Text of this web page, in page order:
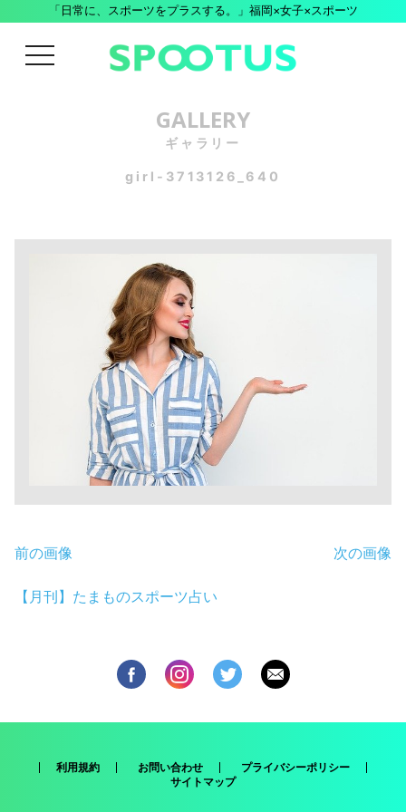
「日常に、スポーツをプラスする。」福岡×女子×スポーツ
menu
GALLERY
ギャラリー
girl-3713126_640
前の画像 次の画像
【月刊】たまものスポーツ占い
利用規約 お問い合わせ
プライバシーポリシー
サイトマップ